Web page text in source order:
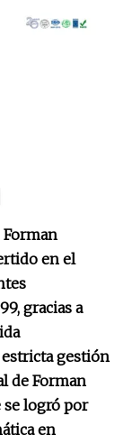
en el
gracias a
gestión
de Forman
se logró por
en